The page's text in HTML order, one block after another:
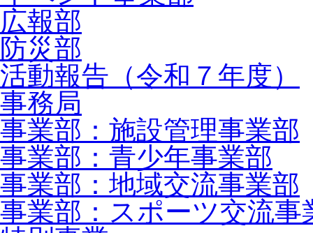
広報部
防災部
活動報告（令和７年度）
事務局
事業部：施設管理事業部
事業部：青少年事業部
事業部：地域交流事業部
事業部：スポーツ交流事